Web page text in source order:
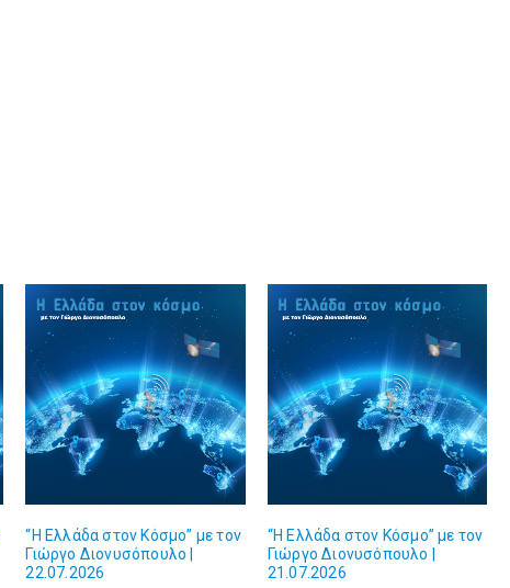
“Η Ελλάδα στον Κόσμο” με τον
Γιώργο Διονυσόπουλο |
22.07.2026
“Η Ελλάδα στον Κόσμο” με τον
Γιώργο Διονυσόπουλο |
21.07.2026